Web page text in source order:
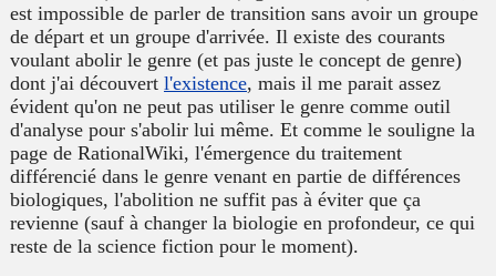
est impossible de parler de transition sans avoir un groupe
de départ et un groupe d'arrivée. Il existe des courants
voulant abolir le genre (et pas juste le concept de genre)
dont j'ai découvert l'existence, mais il me parait assez
évident qu'on ne peut pas utiliser le genre comme outil
d'analyse pour s'abolir lui même. Et comme le souligne la
page de RationalWiki, l'émergence du traitement
différencié dans le genre venant en partie de différences
biologiques, l'abolition ne suffit pas à éviter que ça
revienne (sauf à changer la biologie en profondeur, ce qui
reste de la science fiction pour le moment).